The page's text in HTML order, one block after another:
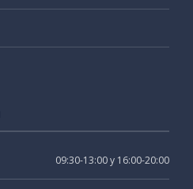
09:30-13:00 y 16:00-20:00